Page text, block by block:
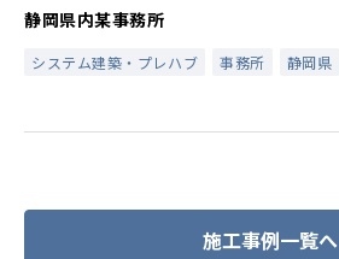
静岡県内某事務所
システム建築・プレハブ 事務所 静岡県
施工事例一覧へ